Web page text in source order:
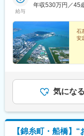
給与
年収530万円／45
石
安
気になる
【錦糸町・船橋】